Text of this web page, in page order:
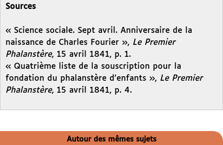
Sources
« Science sociale. Sept avril. Anniversaire de la
naissance de Charles Fourier », Le Premier
Phalanstère, 15 avril 1841, p. 1.
« Quatrième liste de la souscription pour la
fondation du phalanstère d’enfants », Le Premier
Phalanstère, 15 avril 1841, p. 4.
Autour des mêmes sujets